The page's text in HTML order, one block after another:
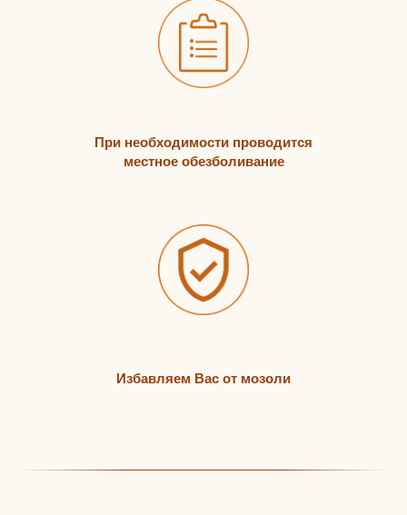
При необходимости проводится
местное обезболивание
Избавляем Вас от мозоли